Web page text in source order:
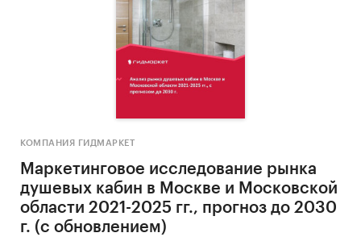
КОМПАНИЯ ГИДМАРКЕТ
Маркетинговое исследование рынка
душевых кабин в Москве и Московской
области 2021-2025 гг., прогноз до 2030
г. (с обновлением)